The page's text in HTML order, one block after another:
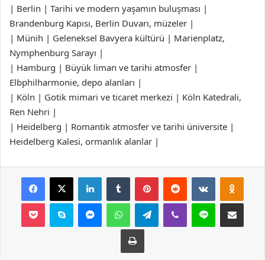
| Berlin | Tarihi ve modern yaşamın buluşması |
Brandenburg Kapısı, Berlin Duvarı, müzeler |
| Münih | Geleneksel Bavyera kültürü | Marienplatz,
Nymphenburg Sarayı |
| Hamburg | Büyük liman ve tarihi atmosfer |
Elbphilharmonie, depo alanları |
| Köln | Gotik mimari ve ticaret merkezi | Köln Katedrali,
Ren Nehri |
| Heidelberg | Romantik atmosfer ve tarihi üniversite |
Heidelberg Kalesi, ormanlık alanlar |
Facebook
X LinkedInTumblr PinterestReddit VKontakte
Pocket Skype MessengerWhatsAppTelegramViber Line E-Posta ile
Yazdır